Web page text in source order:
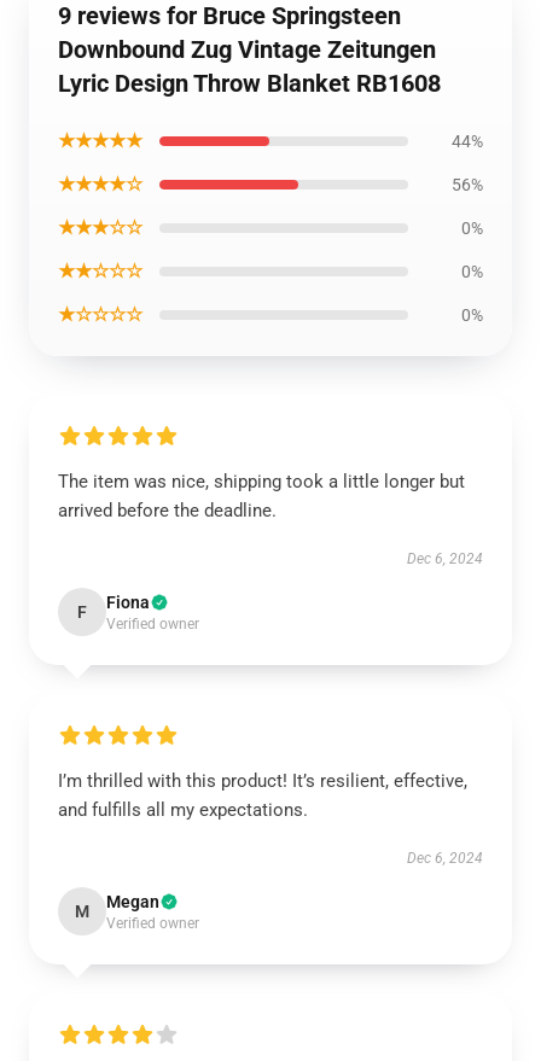
9 reviews for Bruce Springsteen
Downbound Zug Vintage Zeitungen
Lyric Design Throw Blanket RB1608
★★★★★ 44%
★★★★☆ 56%
★★★☆☆ 0%
★★☆☆☆ 0%
★☆☆☆☆ 0%
The item was nice, shipping took a little longer but
arrived before the deadline.
Dec 6, 2024
F Fiona
Verified owner
I’m thrilled with this product! It’s resilient, effective,
and fulfills all my expectations.
Dec 6, 2024
M Megan
Verified owner